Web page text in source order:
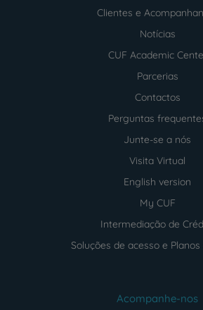
Clientes e
Notícias
CUF Academic
Parcerias
Contactos
Perguntas
Junte-se a nós
Visita Virtual
English version
My CUF
Intermediação de
Soluções de acesso e
Acompanhe-nos